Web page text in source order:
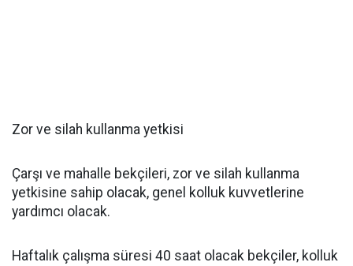
Zor ve silah kullanma yetkisi
Çarşı ve mahalle bekçileri, zor ve silah kullanma
yetkisine sahip olacak, genel kolluk kuvvetlerine
yardımcı olacak.
Haftalık çalışma süresi 40 saat olacak bekçiler, kolluk